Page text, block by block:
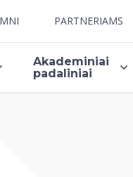
PARTNERIAMS
Akademiniai
padaliniai